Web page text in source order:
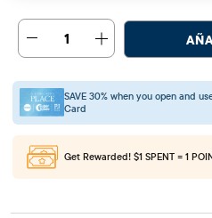
1
SAVE 30% when you open and
Card
Get Rewarded! $1 SPENT = 1